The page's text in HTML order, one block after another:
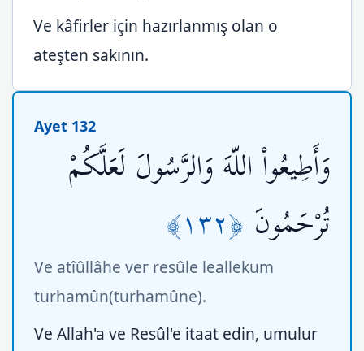
Ve kâfirler için hazırlanmış olan o
ateşten sakının.
Ayet 132
وَأَطِيعُواْ اللّهَ وَالرَّسُولَ لَعَلَّكُمْ
تُرْحَمُونَ ﴿١٣٢﴾
Ve atîûllâhe ver resûle leallekum
turhamûn(turhamûne).
Ve Allah'a ve Resûl'e itaat edin, umulur